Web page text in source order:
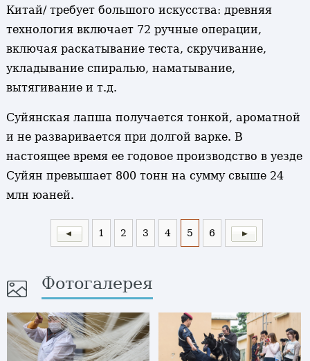
Китай/ требует большого искусства: древняя
технология включает 72 ручные операции,
включая раскатывание теста, скручивание,
укладывание спиралью, наматывание,
вытягивание и т.д.
Суйянская лапша получается тонкой, ароматной
и не разваривается при долгой варке. В
настоящее время ее годовое производство в уезде
Суйян превышает 800 тонн на сумму свыше 24
млн юаней.
1 2 3 4 5 6
Фотогалерея